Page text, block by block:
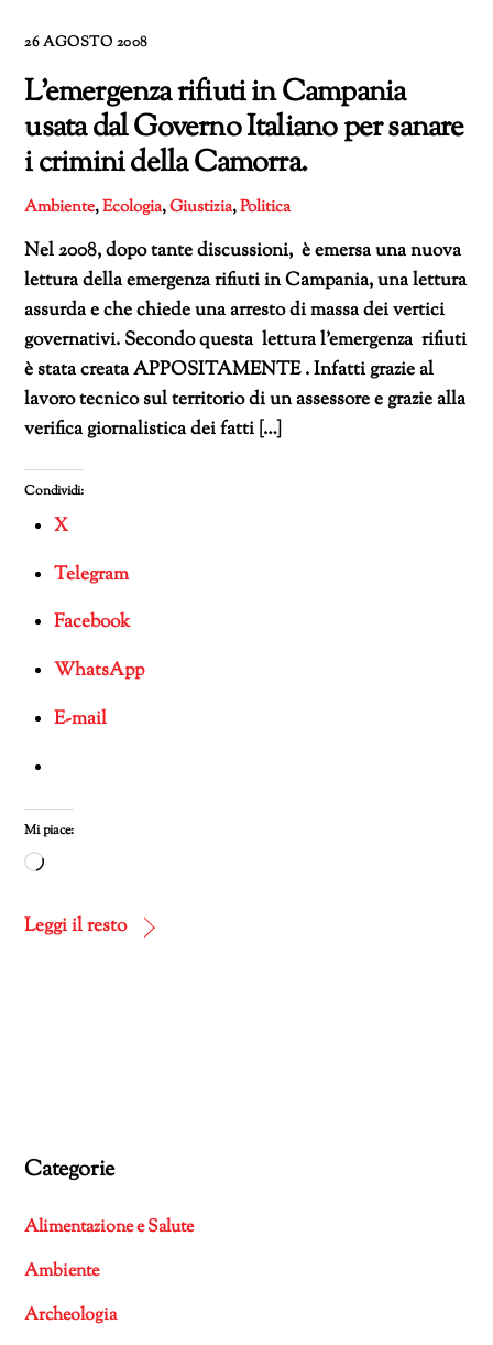
26 AGOSTO 2008
L’emergenza rifiuti in Campania
usata dal Governo Italiano per sanare
i crimini della Camorra.
Ambiente,Ecologia,Giustizia,Politica
Nel 2008, dopo tante discussioni, è emersa una nuova
lettura della emergenza rifiuti in Campania, una lettura
assurda e che chiede una arresto di massa dei vertici
governativi. Secondo questa lettura l’emergenza rifiuti
è stata creata APPOSITAMENTE . Infatti grazie al
lavoro tecnico sul territorio di un assessore e grazie alla
verifica giornalistica dei fatti […]
Condividi:
X
Telegram
Facebook
WhatsApp
E-mail
Mi piace:
Caricamento
corso…
Leggi il resto
Categorie
Alimentazione e Salute
Ambiente
Archeologia